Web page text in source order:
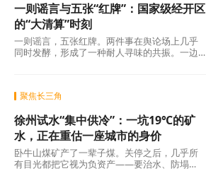
一则谣言与五张“红牌”：国家级经开区
的“大清算”时刻
一则谣言，五张红牌。两件事在舆论场上几乎
同时发酵，形成了一种耐人寻味的共振。一边
聚焦长三角
徐州试水“集中供冷”：一坑19℃的矿
水，正在重估一座城市的身价
卧牛山煤矿产了一辈子煤。关停之后，几乎所
有目光都把它视为负资产——要治水、防塌